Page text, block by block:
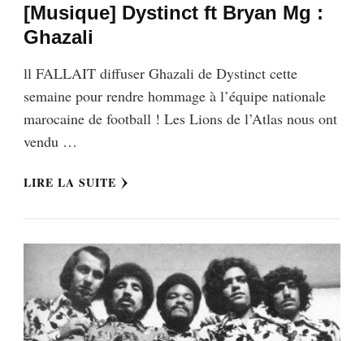
[Musique] Dystinct ft Bryan Mg :
Ghazali
ll FALLAIT diffuser Ghazali de Dystinct cette
semaine pour rendre hommage à l’équipe nationale
marocaine de football ! Les Lions de l’Atlas nous ont
vendu …
LIRE LA SUITE